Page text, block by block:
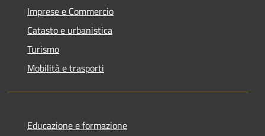
Imprese e Commercio
Catasto e urbanistica
Turismo
Mobilità e trasporti
Educazione e formazione